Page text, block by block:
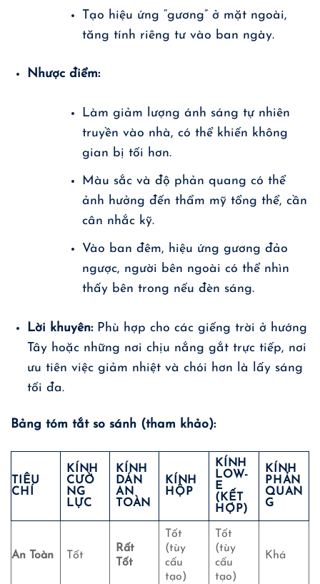
Tạo hiệu ứng “gương” ở mặt ngoài,
tăng tính riêng tư vào ban ngày.
Nhược điểm:
Làm giảm lượng ánh sáng tự nhiên
truyền vào nhà, có thể khiến không
gian bị tối hơn.
Màu sắc và độ phản quang có thể
ảnh hưởng đến thẩm mỹ tổng thể, cần
cân nhắc kỹ.
Vào ban đêm, hiệu ứng gương đảo
ngược, người bên ngoài có thể nhìn
thấy bên trong nếu đèn sáng.
Lời khuyên:Phù hợp cho các giếng trời ở hướng
Tây hoặc những nơi chịu nắng gắt trực tiếp, nơi
ưu tiên việc giảm nhiệt và chói hơn là lấy sáng
tối đa.
Bảng tóm tắt so sánh (tham khảo):
TIÊU
CHÍ
KÍNH
CƯỜ
NG
LỰC
KÍNH
DÁN
AN
TOÀN
KÍNH
HỘP
KÍNH
LOW-
E
(KẾT
HỢP)
KÍNH
PHẢN
QUAN
G
An Toàn Tốt
Rất
Tốt
Tốt
(tùy
cấu
tạo)
Tốt
(tùy
cấu
tạo)
Khá